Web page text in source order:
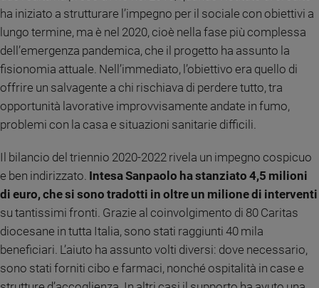
di
valore
Caso
della
Diversità
e
Costume
Cultura
spettacoli
2026
Cinema,
ha iniziato a strutturare l’impegno per il sociale con obiettivi a
lungo termine, ma è nel 2020, cioè nella fase più complessa
dell’emergenza pandemica, che il progetto ha assunto la
fisionomia attuale. Nell’immediato, l’obiettivo era quello di
offrire un salvagente a chi rischiava di perdere tutto, tra
opportunità lavorative improvvisamente andate in fumo,
problemi con la casa e situazioni sanitarie difficili.
Il bilancio del triennio 2020-2022 rivela un impegno cospicuo
e ben indirizzato. Intesa Sanpaolo ha stanziato 4,5 milioni
di euro, che si sono tradotti in oltre un milione di interventi
su tantissimi fronti. Grazie al coinvolgimento di 80 Caritas
diocesane in tutta Italia, sono stati raggiunti 40 mila
beneficiari. L’aiuto ha assunto volti diversi: dove necessario,
sono stati forniti cibo e farmaci, nonché ospitalità in case e